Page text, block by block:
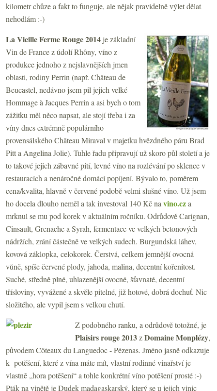
kilometr chůze a fakt to funguje, ale nějak pravidelně výlet dělat
nehodlám :-)
La Vieille Ferme Rouge 2014 je základní
Vin de France z údolí Rhôny, víno z
produkce jednoho z nejslavnějších jmen
oblasti, rodiny Perrin (např. Château de
Beucastel, nedávno jsem pil jejich velké
Hommage à Jacques Perrin a asi bych o tom
zážitku měl něco napsat, ale stojí třeba i za
víny dnes extrémně populárního
provensálského Château Miraval v majetku hvězdného páru Brad
Pitt a Angelina Jolie). Tuhle řadu připravují už skoro půl století a je
to takové jejich zábavné pití, levné víno na rozlévání po sklence v
restauracích a nenáročné domácí popíjení. Bývalo to, poměrem
cena/kvalita, hlavně v červené podobě velmi slušné víno. Už jsem
ho docela dlouho neměl a tak investoval 140 Kč na vino.cza
mrknul se mu pod korek v aktuálním ročníku. Odrůdově Carignan,
Cinsault, Grenache a Syrah, fermentace ve velkých betonových
nádržích, zrání částečně ve velkých sudech. Burgundská láhev,
kovová záklopka, celokorek. Čerstvá, celkem jemnější ovocná
vůně, spíše červené plody, jahoda, malina, decentní kořenitost.
Suché, středně plné, uhlazenější ovocné, šťavnaté, decentní
třísloviny, vyvážené a skvěle pitelné, již hotové, dobrá dochuť. Nic
složitého, ale vypil jsem s velkou chutí.
Z podobného ranku, a odrůdově totožné, je
Plaisirs rouge 2013zDomaine Monplézy,
původem Côteaux du Languedoc - Pézenas. Jméno jasně odkazuje
k potěšení, které z vína máte mít, vlastní rodinné vinařství je
vlastně „hora potěšení“ a tohle konkrétní víno potěšení prosté :-)
Pták na vinětě je Dudek madagaskarský, který se u jejich vinic